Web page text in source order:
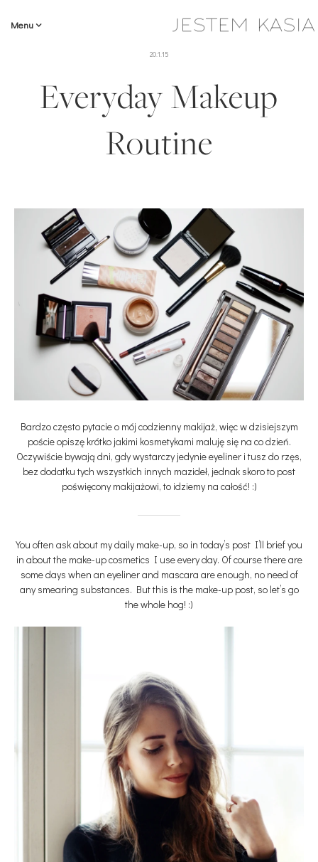
Menu
20.1.15
Everyday Makeup
Routine
Bardzo często pytacie o mój codzienny makijaż, więc w dzisiejszym
poście opiszę krótko jakimi kosmetykami maluję się na co dzień.
Oczywiście bywają dni, gdy wystarczy jedynie eyeliner i tusz do rzęs,
bez dodatku tych wszystkich innych mazideł, jednak skoro to post
poświęcony makijażowi, to idziemy na całość! :)
You often ask about my daily make-up, so in today’s post I’ll brief you
in about the make-up cosmetics I use every day. Of course there are
some days when an eyeliner and mascara are enough, no need of
any smearing substances. But this is the make-up post, so let’s go
the whole hog! :)